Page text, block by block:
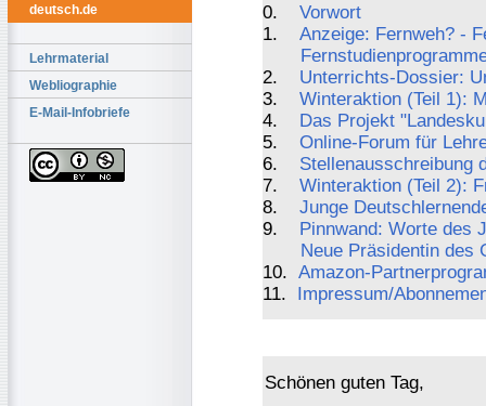
deutsch.de
Lehrmaterial
Webliographie
E-Mail-Infobriefe
0. Vorwort
1. Anzeige: Fernweh? -
2. Unterrichts-Dossier:
3. Winteraktion (Teil 1):
4. Das Projekt
5. Online-Forum für
6. Stellenausschreibung
7. Winteraktion (Teil 2):
8. Junge
9. Pinnwand: Worte des
Neue Präsidentin des
10. Amazon-
11. Impressum/
Schönen guten Tag,